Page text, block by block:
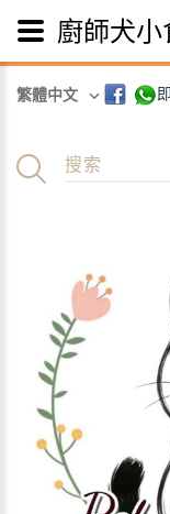
繁體中文
廚師犬小